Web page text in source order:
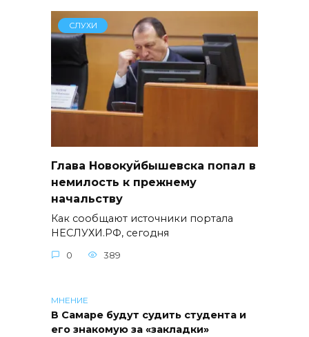
СЛУХИ
Глава Новокуйбышевска попал в
немилость к прежнему
начальству
Как сообщают источники портала
НЕСЛУХИ.РФ, сегодня
0 389
МНЕНИЕ
В Самаре будут судить студента и
его знакомую за «закладки»